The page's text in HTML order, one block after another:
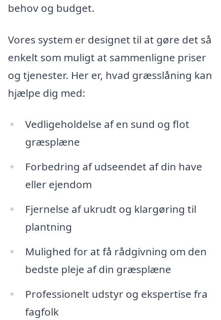
behov og budget.
Vores system er designet til at gøre det så
enkelt som muligt at sammenligne priser
og tjenester. Her er, hvad græsslåning kan
hjælpe dig med:
Vedligeholdelse af en sund og flot
græsplæne
Forbedring af udseendet af din have
eller ejendom
Fjernelse af ukrudt og klargøring til
plantning
Mulighed for at få rådgivning om den
bedste pleje af din græsplæne
Professionelt udstyr og ekspertise fra
fagfolk